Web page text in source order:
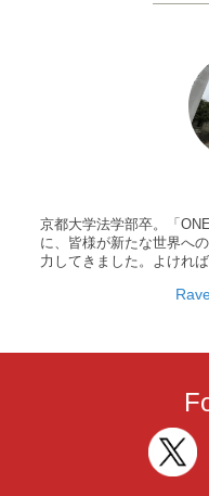
京都大学法学部卒。「
に、皆様が新たな世界へ
力してきました。よけれ